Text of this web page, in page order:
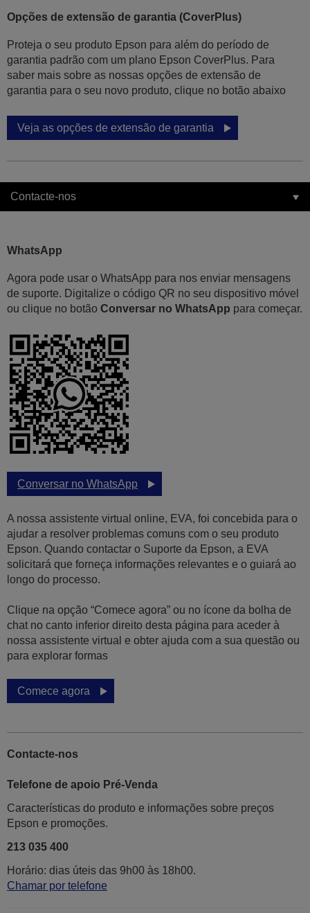
Opções de extensão de garantia (CoverPlus)
Proteja o seu produto Epson para além do período de
garantia padrão com um plano Epson CoverPlus. Para
saber mais sobre as nossas opções de extensão de
garantia para o seu novo produto, clique no botão abaixo
Veja as opções de extensão de garantia
Contacte-nos
WhatsApp
Agora pode usar o WhatsApp para nos enviar mensagens
de suporte. Digitalize o código QR no seu dispositivo móvel
ou clique no botão Conversar no WhatsApp para começar.
Conversar no WhatsApp
A nossa assistente virtual online, EVA, foi concebida para o
ajudar a resolver problemas comuns com o seu produto
Epson. Quando contactar o Suporte da Epson, a EVA
solicitará que forneça informações relevantes e o guiará ao
longo do processo.
Clique na opção “Comece agora” ou no ícone da bolha de
chat no canto inferior direito desta página para aceder à
nossa assistente virtual e obter ajuda com a sua questão ou
para explorar formas
Comece agora
Contacte-nos
Telefone de apoio Pré-Venda
Características do produto e informações sobre preços
Epson e promoções.
213 035 400
Horário: dias úteis das 9h00 às 18h00.
Chamar por telefone